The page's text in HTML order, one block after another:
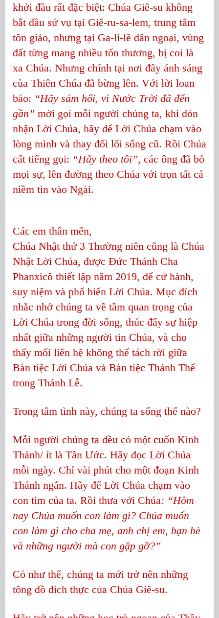
khởi đầu rất đặc biệt: Chúa Giê-su không
bắt đầu sứ vụ tại Giê-ru-sa-lem, trung tâm
tôn giáo, nhưng tại Ga-li-lê dân ngoại, vùng
đất từng mang nhiều tổn thương, bị coi là
xa Chúa. Nhưng chính tại nơi đây ánh sáng
của Thiên Chúa đã bừng lên. Với lời loan
báo: “Hãy sám hối, vì Nước Trời đã đến
gần” mời gọi mỗi người chúng ta, khi đón
nhận Lời Chúa, hãy để Lời Chúa chạm vào
lòng mình và thay đổi lối sống cũ. Rồi Chúa
cất tiếng gọi: “Hãy theo tôi”, các ông đã bỏ
mọi sự, lên đường theo Chúa với trọn tất cả
niềm tin vào Ngài.
Các em thân mến,
Chúa Nhật thứ 3 Thường niên cũng là Chúa
Nhật Lời Chúa, được Đức Thánh Cha
Phanxicô thiết lập năm 2019, để cử hành,
suy niệm và phổ biến Lời Chúa. Mục đích
nhắc nhở chúng ta về tầm quan trọng của
Lời Chúa trong đời sống, thúc đẩy sự hiệp
nhất giữa những người tin Chúa, và cho
thấy mối liên hệ không thế tách rời giữa
Bàn tiệc Lời Chúa và Bàn tiệc Thánh Thể
trong Thánh Lễ.
Trong tâm tình này, chúng ta sống thế nào?
Mỗi người chúng ta đều có một cuốn Kinh
Thánh/ ít là Tân Ước. Hãy đọc Lời Chúa
mỗi ngày. Chỉ vài phút cho một đoạn Kinh
Thánh ngắn. Hãy để Lời Chúa chạm vào
con tim của ta. Rồi thưa với Chúa: “Hôm
nay Chúa muốn con làm gì? Chúa muốn
con làm gì cho cha mẹ, anh chị em, bạn bè
và những người mà con gặp gỡ?”
Có như thế, chúng ta mới trở nên những
tông đồ đích thực của Chúa Giê-su.